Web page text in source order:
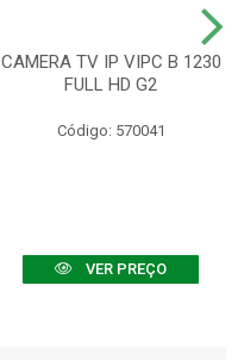
CAMERA TV IP VIPC B 1230
FULL HD G2
Código: 570041
VER PREÇO